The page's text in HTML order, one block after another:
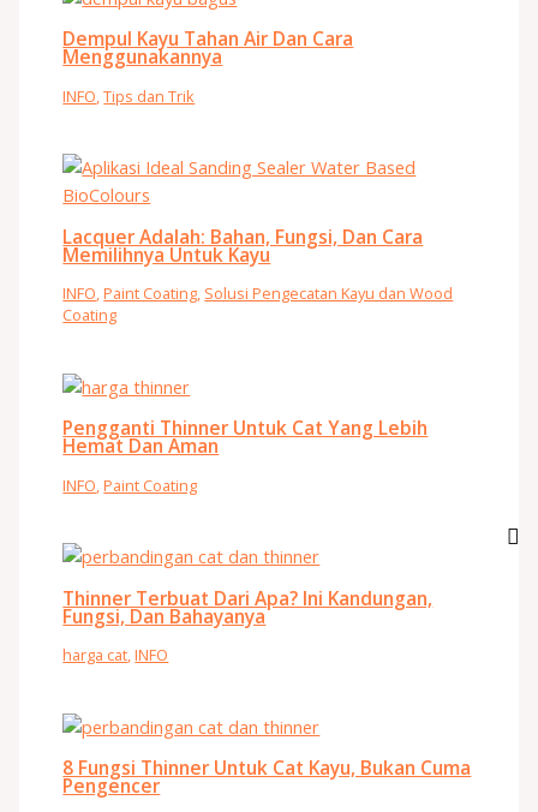
Dempul Kayu Tahan Air Dan Cara
Menggunakannya
INFO ,Tips dan Trik
Lacquer Adalah: Bahan, Fungsi, Dan Cara
Memilihnya Untuk Kayu
INFO,Paint Coating, Solusi Pengecatan Kayu dan Wood
Coating
Pengganti Thinner Untuk Cat Yang Lebih
Hemat Dan Aman
INFO,Paint Coating
Thinner Terbuat Dari Apa? Ini Kandungan,
Fungsi, Dan Bahayanya
harga cat,INFO
8 Fungsi Thinner Untuk Cat Kayu, Bukan Cuma
Pengencer